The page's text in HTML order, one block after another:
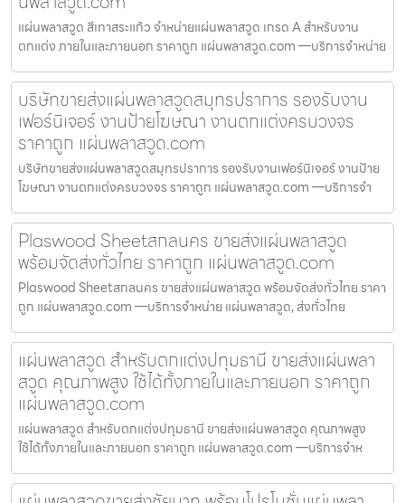
แผ่นพลาสวูด สีเทาสระแก้ว จำหน่ายแผ่นพลาสวูด เกรด A สำหรับงาน
ตกแต่ง ภายในและภายนอก ราคาถูก แผ่นพลาสวูด.com —บริการจำหน่าย
บริษัทขายส่งแผ่นพลาสวูดสมุทรปราการ รองรับงาน
เฟอร์นิเจอร์ งานป้ายโฆษณา งานตกแต่งครบวงจร
ราคาถูก แผ่นพลาสวูด.com
บริษัทขายส่งแผ่นพลาสวูดสมุทรปราการ รองรับงานเฟอร์นิเจอร์ งานป้าย
โฆษณา งานตกแต่งครบวงจร ราคาถูก แผ่นพลาสวูด.com —บริการจำ
Plaswood Sheetสกลนคร ขายส่งแผ่นพลาสวูด
พร้อมจัดส่งทั่วไทย ราคาถูก แผ่นพลาสวูด.com
Plaswood Sheetสกลนคร ขายส่งแผ่นพลาสวูด พร้อมจัดส่งทั่วไทย ราคา
ถูก แผ่นพลาสวูด.com —บริการจำหน่าย แผ่นพลาสวูด, ส่งทั่วไทย
แผ่นพลาสวูด สำหรับตกแต่งปทุมธานี ขายส่งแผ่นพลา
สวูด คุณภาพสูง ใช้ได้ทั้งภายในและภายนอก ราคาถูก
แผ่นพลาสวูด.com
แผ่นพลาสวูด สำหรับตกแต่งปทุมธานี ขายส่งแผ่นพลาสวูด คุณภาพสูง
ใช้ได้ทั้งภายในและภายนอก ราคาถูก แผ่นพลาสวูด.com —บริการจำห